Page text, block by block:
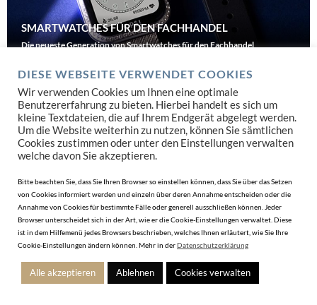
SMARTWATCHES FÜR DEN FACHHANDEL
Die neueste Generation von Smartwatches für den Fachhandel
JETZT SUCHEN
DIESE WEBSEITE VERWENDET COOKIES
Wir verwenden Cookies um Ihnen eine optimale
Benutzererfahrung zu bieten. Hierbei handelt es sich um
kleine Textdateien, die auf Ihrem Endgerät abgelegt werden.
Um die Website weiterhin zu nutzen, können Sie sämtlichen
Cookies zustimmen oder unter den Einstellungen verwalten
welche davon Sie akzeptieren.
Bitte beachten Sie, dass Sie Ihren Browser so einstellen können, dass Sie über das Setzen
von Cookies informiert werden und einzeln über deren Annahme entscheiden oder die
Annahme von Cookies für bestimmte Fälle oder generell ausschließen können. Jeder
Browser unterscheidet sich in der Art, wie er die Cookie-Einstellungen verwaltet. Diese
ist in dem Hilfemenü jedes Browsers beschrieben, welches Ihnen erläutert, wie Sie Ihre
Cookie-Einstellungen ändern können. Mehr in derDatenschutzerklärung
Alle akzeptieren Ablehnen Cookies verwalten